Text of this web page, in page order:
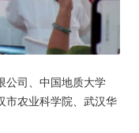
公司、中国地质大学
市农业科学院、武汉华